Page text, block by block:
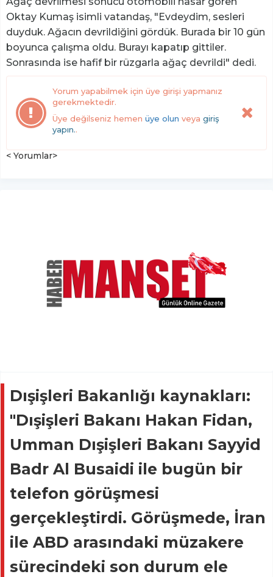
Oktay Kumaş isimli vatandaş, "Evdeydim, sesleri
duyduk. Ağacın devrildiğini gördük. Burada bir 10 gün
boyunca çalışma oldu. Burayı kapatıp gittiler.
Sonrasında ise hafif bir rüzgarla ağaç devrildi" dedi.
Yorum yapabilmek için üye girişi yapmanız
gerekmektedir.
Üye değilseniz hemen üye olun veya giriş
yapın..
< Yorumlar>
Dışişleri Bakanlığı kaynakları:
"Dışişleri Bakanı Hakan Fidan,
Umman Dışişleri Bakanı Sayyid
Badr Al Busaidi ile bugün bir
telefon görüşmesi
gerçekleştirdi. Görüşmede, İran
ile ABD arasındaki müzakere
sürecindeki son durum ele